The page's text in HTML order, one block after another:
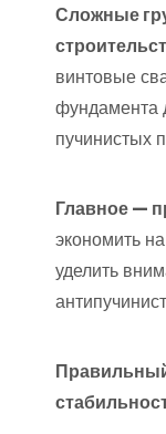
Сложные
винтовые
фундамента
пучинистых
Главное —
экономить
уделить